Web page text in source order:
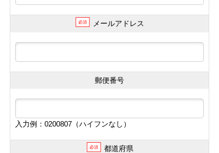
必須 メールアドレス
郵便番号
入力例：0200807（ハイフンなし）
必須 都道府県